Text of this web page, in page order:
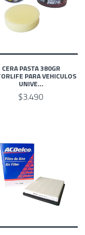
CERA PASTA 380GR
PARA VEHICULOS
UNIVE...
$3.490